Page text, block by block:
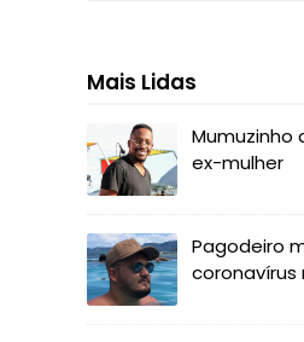
Mais Lidas
Mumuzinho
ex-mulher
Pagodeiro
coronavírus